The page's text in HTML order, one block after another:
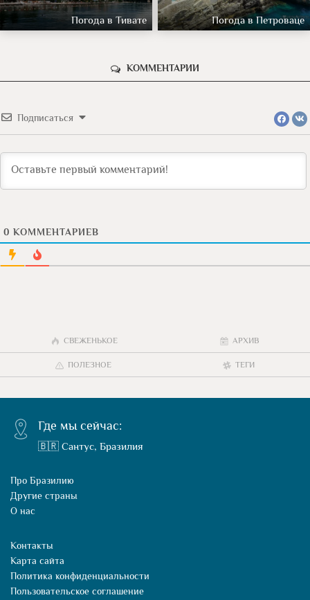
Погода в Тивате Погода в Петроваце
КОММЕНТАРИИ
Подписаться
0 КОММЕНТАРИЕВ
СВЕЖЕНЬКОЕ АРХИВ
ПОЛЕЗНОЕ ТЕГИ
Где мы сейчас:
🇧🇷 Сантус, Бразилия
Про Бразилию
Другие страны
О нас
Контакты
Карта сайта
Политика конфиденциальности
Пользовательское соглашение